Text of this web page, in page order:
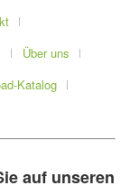
Über uns
Katalog
auf unseren